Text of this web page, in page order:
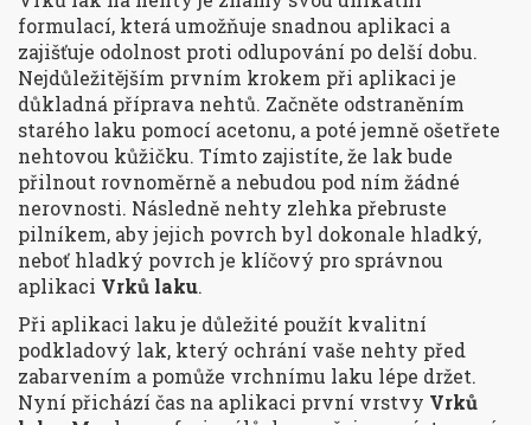
formulací, která umožňuje snadnou aplikaci a
zajišťuje odolnost proti odlupování po delší dobu.
Nejdůležitějším prvním krokem při aplikaci je
důkladná příprava nehtů. Začněte odstraněním
starého laku pomocí acetonu, a poté jemně ošetřete
nehtovou kůžičku. Tímto zajistíte, že lak bude
přilnout rovnoměrně a nebudou pod ním žádné
nerovnosti. Následně nehty zlehka přebruste
pilníkem, aby jejich povrch byl dokonale hladký,
neboť hladký povrch je klíčový pro správnou
aplikaci Vrků laku.
Při aplikaci laku je důležité použít kvalitní
podkladový lak, který ochrání vaše nehty před
zabarvením a pomůže vrchnímu laku lépe držet.
Nyní přichází čas na aplikaci první vrstvy Vrků